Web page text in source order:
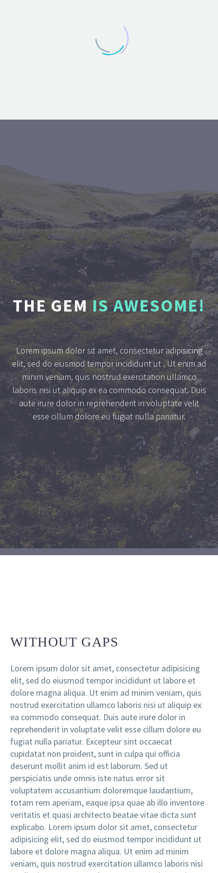
THE GEMIS AWESOME!
Lorem ipsum dolor sit amet, consectetur adipisicing
elit, sed do eiusmod tempor incididunt ut . Ut enim ad
minim veniam, quis nostrud exercitation ullamco
laboris nisi ut aliquip ex ea commodo consequat. Duis
aute irure dolor in reprehenderit in voluptate velit
esse cillum dolore eu fugiat nulla pariatur.
WITHOUT GAPS
Lorem ipsum dolor sit amet, consectetur adipisicing
elit, sed do eiusmod tempor incididunt ut labore et
dolore magna aliqua. Ut enim ad minim veniam, quis
nostrud exercitation ullamco laboris nisi ut aliquip ex
ea commodo consequat. Duis aute irure dolor in
reprehenderit in voluptate velit esse cillum dolore eu
fugiat nulla pariatur. Excepteur sint occaecat
cupidatat non proident, sunt in culpa qui officia
deserunt mollit anim id est laborum. Sed ut
perspiciatis unde omnis iste natus error sit
voluptatem accusantium doloremque laudantium,
totam rem aperiam, eaque ipsa quae ab illo inventore
veritatis et quasi architecto beatae vitae dicta sunt
explicabo. Lorem ipsum dolor sit amet, consectetur
adipisicing elit, sed do eiusmod tempor incididunt ut
labore et dolore magna aliqua. Ut enim ad minim
veniam, quis nostrud exercitation ullamco laboris nisi